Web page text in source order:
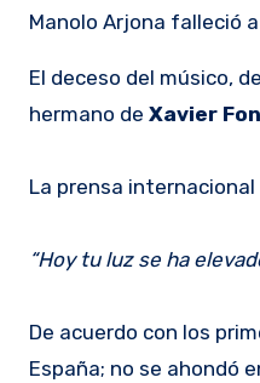
Manolo Arjona falleció
El deceso del músico,
hermano de Xavier
La prensa
“Hoy tu luz se ha
De acuerdo con los
España; no se ahondó